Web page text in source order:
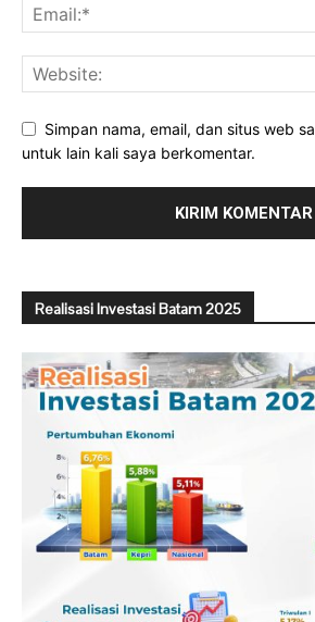
Simpan nama, email, dan situs web
untuk lain kali saya berkomentar.
Realisasi Investasi Batam 2025